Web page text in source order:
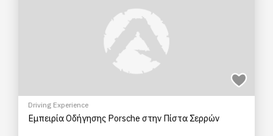
Driving Experience
Εμπειρία Οδήγησης Porsche στην Πίστα Σερρών